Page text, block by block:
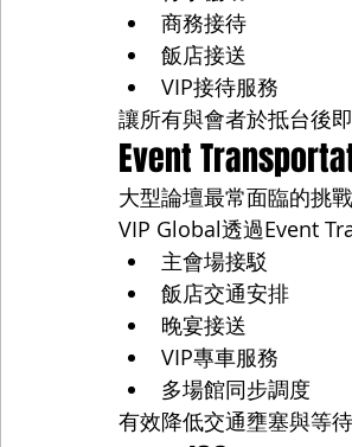
商務接待
飯店接送
VIP接待服務
讓所有與會者於抵台後
Event
大型論壇最常面臨的挑
VIP Global透過Event
主會場接駁
飯店交通安排
晚宴接送
VIP專車服務
多場館同步調度
有效降低交通壅塞與等待